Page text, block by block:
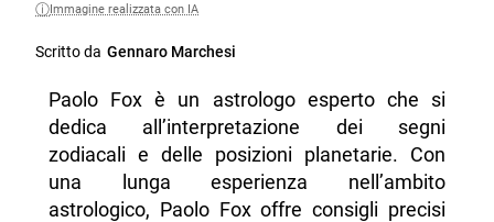
Immagine realizzata con IA
Scritto da Gennaro Marchesi
Paolo Fox è un astrologo esperto che si
dedica all’interpretazione dei segni
zodiacali e delle posizioni planetarie. Con
una lunga esperienza nell’ambito
astrologico, Paolo Fox offre consigli precisi